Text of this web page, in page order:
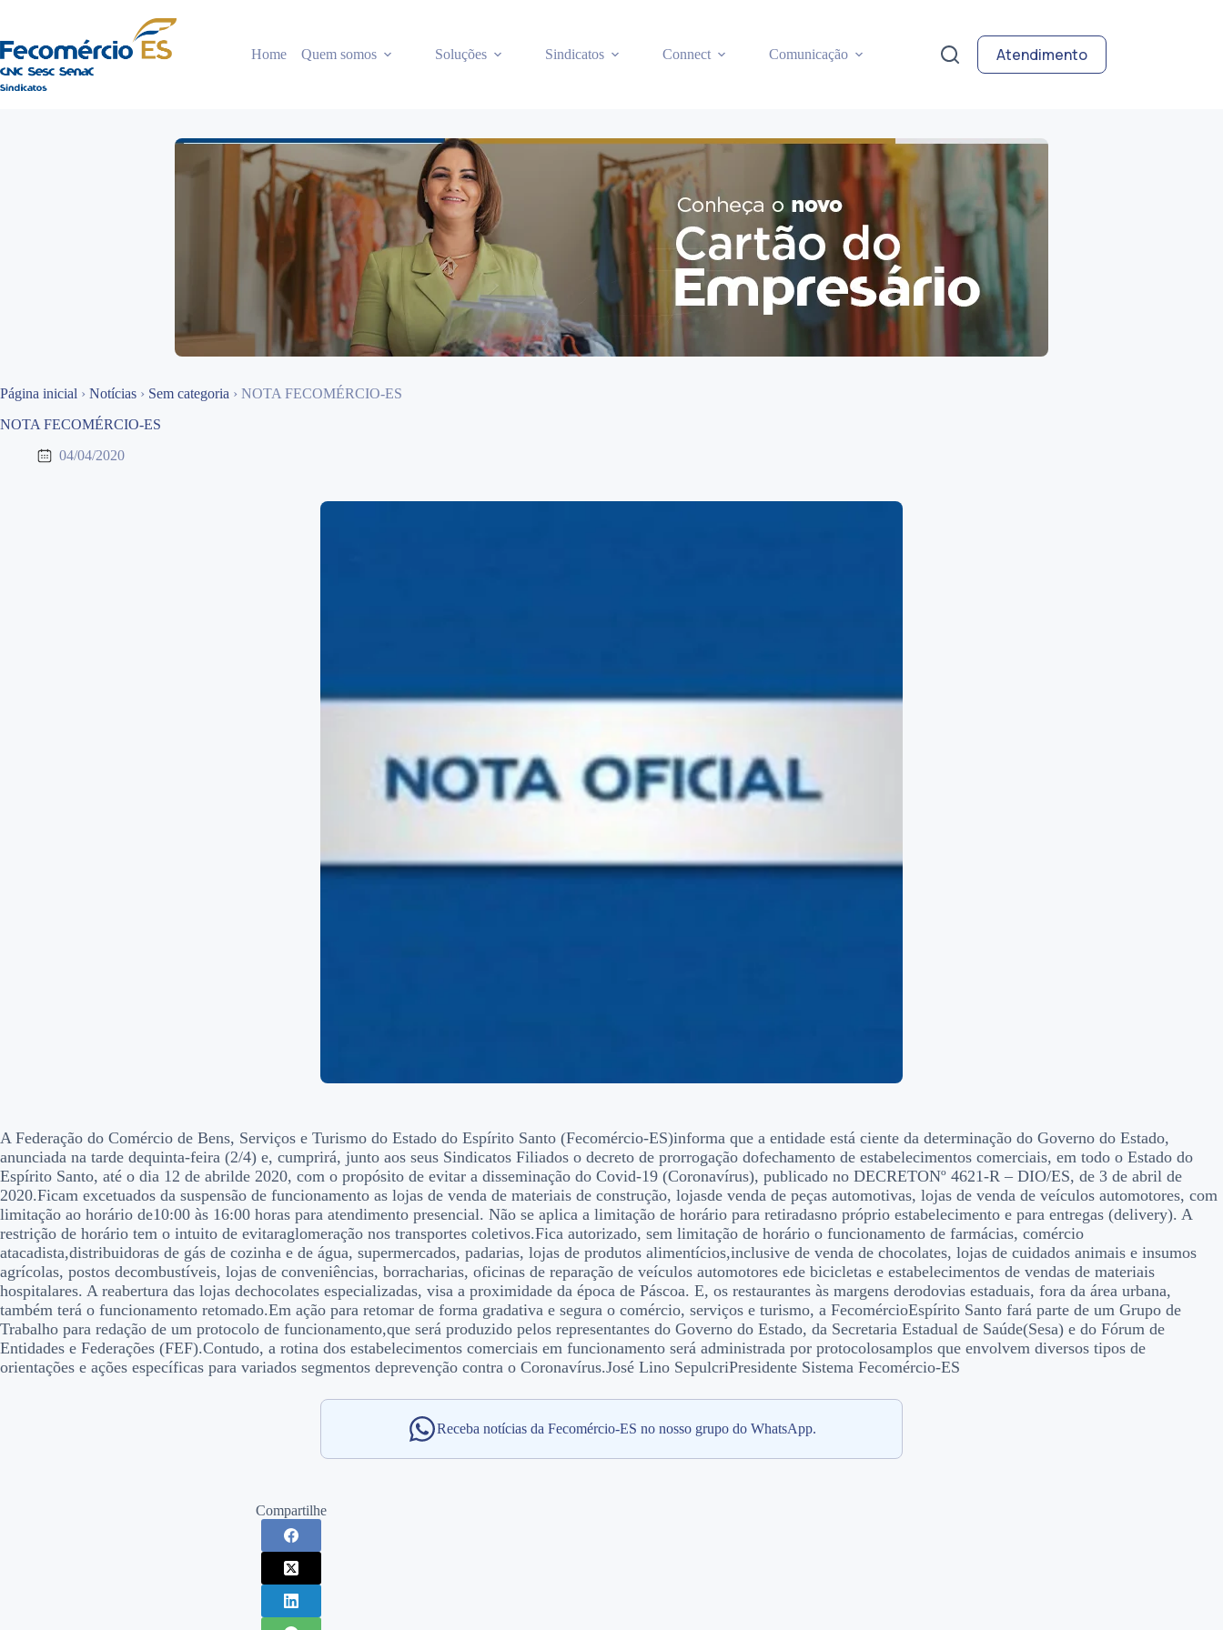
o
conteúdo
Home Quem somos Soluções Sindicatos Connect Comunicação Atendimento
Página inicial › Notícias › Sem categoria › NOTA FECOMÉRCIO-ES
NOTA FECOMÉRCIO-ES
04/04/2020
A Federação do Comércio de Bens, Serviços e Turismo do Estado do Espírito Santo (Fecomércio-ES)informa que a entidade está ciente da determinação do Governo do Estado,
anunciada na tarde dequinta-feira (2/4) e, cumprirá, junto aos seus Sindicatos Filiados o decreto de prorrogação dofechamento de estabelecimentos comerciais, em todo o Estado do
Espírito Santo, até o dia 12 de abrilde 2020, com o propósito de evitar a disseminação do Covid-19 (Coronavírus), publicado no DECRETONº 4621-R – DIO/ES, de 3 de abril de
2020.Ficam excetuados da suspensão de funcionamento as lojas de venda de materiais de construção, lojasde venda de peças automotivas, lojas de venda de veículos automotores, com
limitação ao horário de10:00 às 16:00 horas para atendimento presencial. Não se aplica a limitação de horário para retiradasno próprio estabelecimento e para entregas (delivery). A
restrição de horário tem o intuito de evitaraglomeração nos transportes coletivos.Fica autorizado, sem limitação de horário o funcionamento de farmácias, comércio
atacadista,distribuidoras de gás de cozinha e de água, supermercados, padarias, lojas de produtos alimentícios,inclusive de venda de chocolates, lojas de cuidados animais e insumos
agrícolas, postos decombustíveis, lojas de conveniências, borracharias, oficinas de reparação de veículos automotores ede bicicletas e estabelecimentos de vendas de materiais
hospitalares. A reabertura das lojas dechocolates especializadas, visa a proximidade da época de Páscoa. E, os restaurantes às margens derodovias estaduais, fora da área urbana,
também terá o funcionamento retomado.Em ação para retomar de forma gradativa e segura o comércio, serviços e turismo, a FecomércioEspírito Santo fará parte de um Grupo de
Trabalho para redação de um protocolo de funcionamento,que será produzido pelos representantes do Governo do Estado, da Secretaria Estadual de Saúde(Sesa) e do Fórum de
Entidades e Federações (FEF).Contudo, a rotina dos estabelecimentos comerciais em funcionamento será administrada por protocolosamplos que envolvem diversos tipos de
orientações e ações específicas para variados segmentos deprevenção contra o Coronavírus.José Lino SepulcriPresidente Sistema Fecomércio-ES
Receba notícias da Fecomércio-ES no nosso grupo do WhatsApp.
Compartilhe